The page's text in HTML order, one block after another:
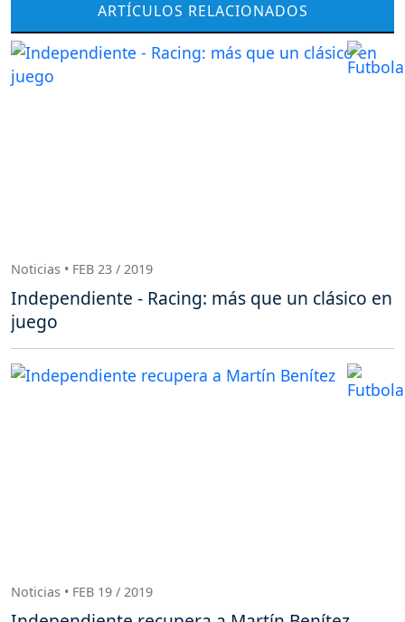
ARTÍCULOS RELACIONADOS
Noticias • FEB 23 / 2019
Independiente - Racing: más que un clásico en
juego
Noticias • FEB 19 / 2019